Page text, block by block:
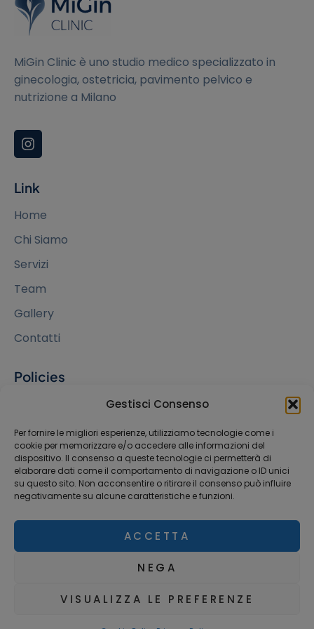
Gestisci Consenso
Per fornire le migliori esperienze, utilizziamo tecnologie come i
cookie per memorizzare e/o accedere alle informazioni del
dispositivo. Il consenso a queste tecnologie ci permetterà di
elaborare dati come il comportamento di navigazione o ID unici
su questo sito. Non acconsentire o ritirare il consenso può influire
negativamente su alcune caratteristiche e funzioni.
ACCETTA
NEGA
VISUALIZZA LE PREFERENZE
MiGin Clinic è uno studio medico specializzato in
ginecologia, ostetricia, pavimento pelvico e
nutrizione a Milano
Link
Home
Chi Siamo
Servizi
Team
Gallery
Contatti
Policies
Privacy Policy
Contatti
Via F. Sforza, 1 - Milano
02 76020110
miginclinic@gmail.com
Buggio Laura – P. IVA 10044840964